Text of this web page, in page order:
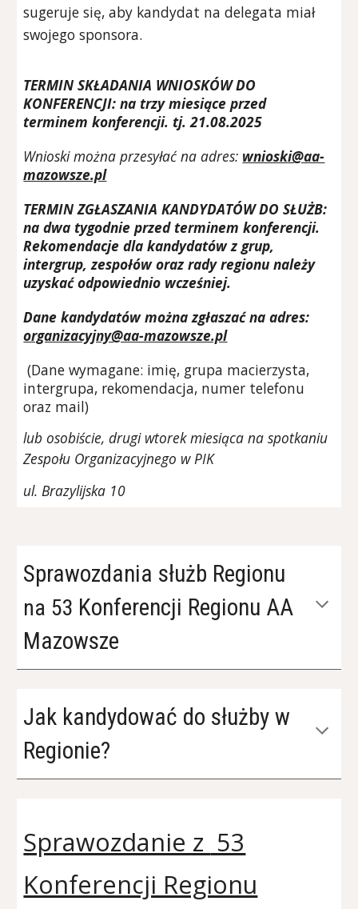
sugeruje się, aby kandydat na delegata miał
swojego sponsora.
TERMIN SKŁADANIA WNIOSKÓW DO
KONFERENCJI: na trzy miesiące przed
terminem konferencji. tj. 21.08.2025
Wnioski można przesyłać na adres: wnioski@aa-
mazowsze.pl
TERMIN ZGŁASZANIA KANDYDATÓW DO SŁUŻB:
na dwa tygodnie przed terminem konferencji.
Rekomendacje dla kandydatów z grup,
intergrup, zespołów oraz rady regionu należy
uzyskać odpowiednio wcześniej.
Dane kandydatów można zgłaszać na adres:
organizacyjny@aa-mazowsze.pl
(Dane wymagane: imię, grupa macierzysta,
intergrupa, rekomendacja, numer telefonu
oraz mail)
lub osobiście, drugi wtorek miesiąca na spotkaniu
Zespołu Organizacyjnego w PIK
ul. Brazylijska 10
Sprawozdania służb Regionu
na 53 Konferencji Regionu AA
Mazowsze
Jak kandydować do służby w
Regionie?
Sprawozdanie z 53
Konferencji Regionu